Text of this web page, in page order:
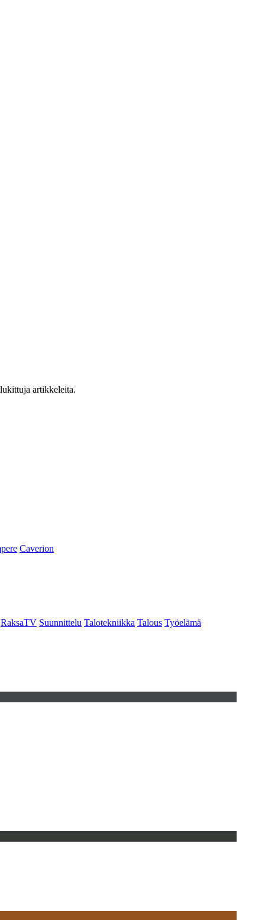
artikkeleita.
Caverion
RaksaTV Suunnittelu Talotekniikka Talous Työelämä